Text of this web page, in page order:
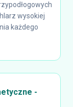
wysokiej
każdego
-